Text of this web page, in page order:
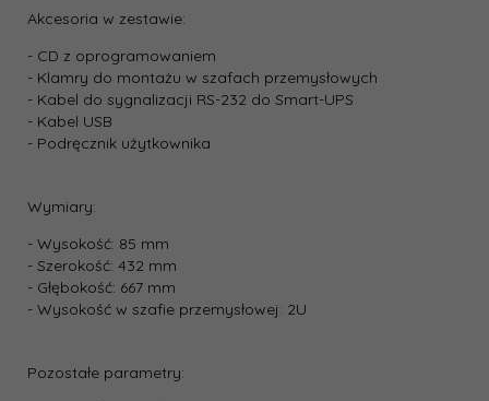
Akcesoria w zestawie:
- CD z oprogramowaniem
- Klamry do montażu w szafach przemysłowych
- Kabel do sygnalizacji RS-232 do Smart-UPS
- Kabel USB
- Podręcznik użytkownika
Wymiary:
- Wysokość: 85 mm
- Szerokość: 432 mm
- Głębokość: 667 mm
- Wysokość w szafie przemysłowej: 2U
Pozostałe parametry: